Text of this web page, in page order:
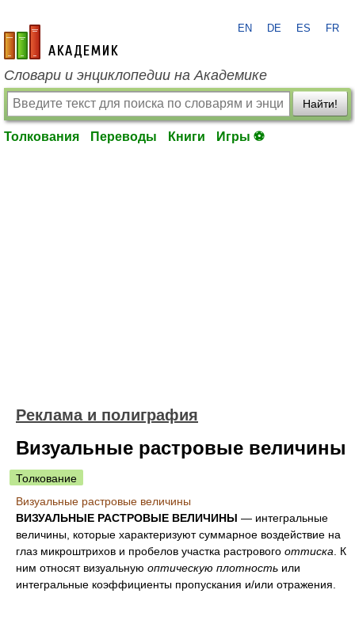
academic.ru
EN DE ES FR
Словари и энциклопедии на Академике
Найти!
Толкования Переводы Книги Игры ⚽
Реклама и полиграфия
Визуальные растровые величины
Толкование
Визуальные растровые величины
ВИЗУАЛЬНЫЕ РАСТРОВЫЕ ВЕЛИЧИНЫ — интегральные
величины, которые характеризуют суммарное воздействие на
глаз микроштрихов и пробелов участка растрового оттиска . К
ним относят визуальную оптическую плотность или
интегральные коэффициенты пропускания и/или отражения.